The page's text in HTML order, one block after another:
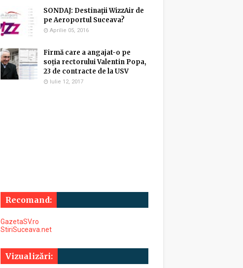
SONDAJ: Destinaţii WizzAir de
pe Aeroportul Suceava?
Aprilie 05, 2016
Firmă care a angajat-o pe
soția rectorului Valentin Popa,
23 de contracte de la USV
Iulie 12, 2017
Recomand:
GazetaSV.ro
StiriSuceava.net
Vizualizări: